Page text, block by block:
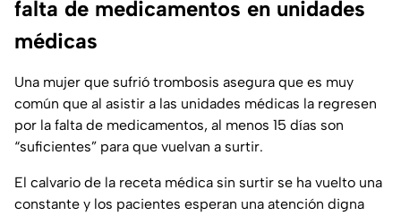
falta de medicamentos en unidades
médicas
Una mujer que sufrió trombosis asegura que es muy
común que al asistir a las unidades médicas la regresen
por la falta de medicamentos, al menos 15 días son
“suficientes” para que vuelvan a surtir.
El calvario de la receta médica sin surtir se ha vuelto una
constante y los pacientes esperan una atención digna